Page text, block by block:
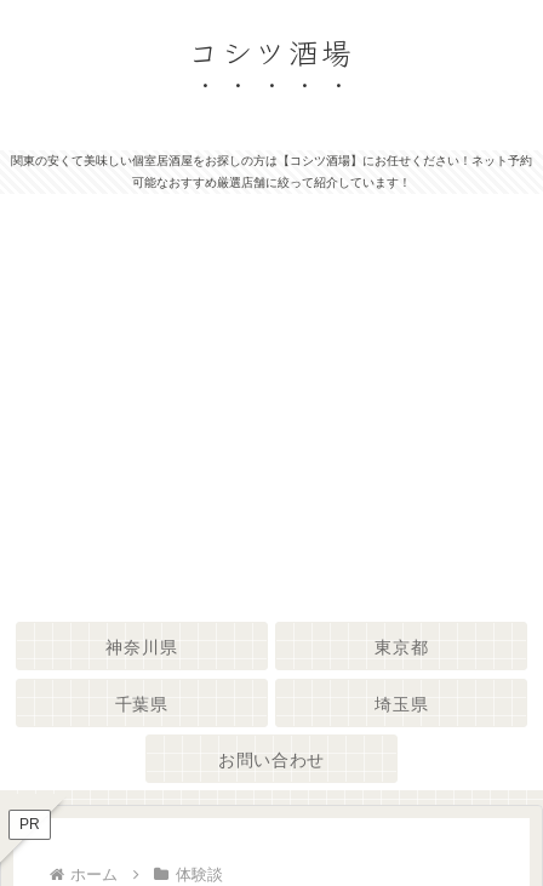
コシツ酒場
関東の安くて美味しい個室居酒屋をお探しの方は【コシツ酒場】にお任せください！ネット予約
可能なおすすめ厳選店舗に絞って紹介しています！
神奈川県 東京都
千葉県 埼玉県
お問い合わせ
PR
ホーム 体験談